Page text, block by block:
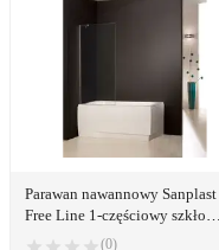
Parawan nawannowy Sanplast
Free Line 1-częściowy szkło
przejrzyste, profil srebrny (600-
(0)